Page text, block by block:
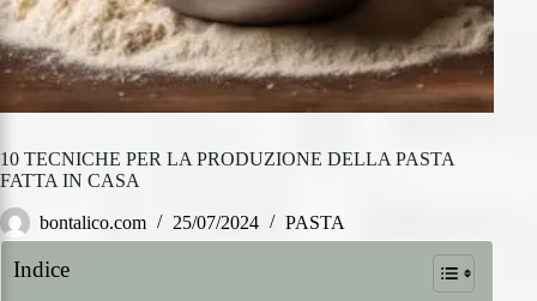
10 TECNICHE PER LA PRODUZIONE DELLA PASTA
FATTA IN CASA
bontalico.com 25/07/2024 PASTA
Indice